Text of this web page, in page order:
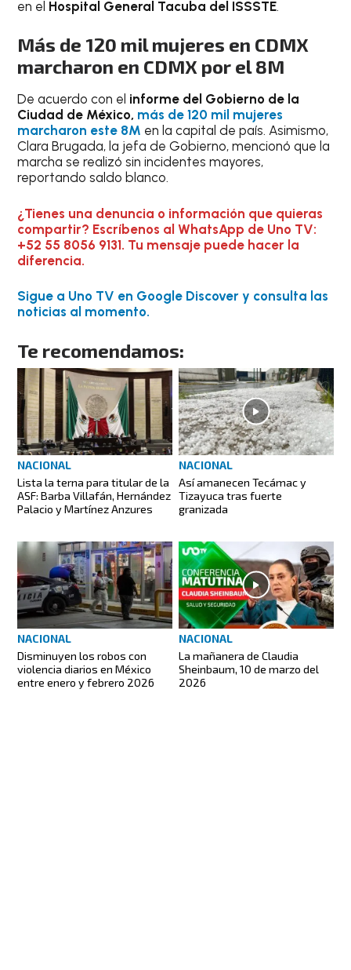
en el Hospital General Tacuba del ISSSTE.
Más de 120 mil mujeres en CDMX
marcharon en CDMX por el 8M
De acuerdo con el informe del Gobierno de la
Ciudad de México, más de 120 mil mujeres
marcharon este 8M en la capital de país. Asimismo,
Clara Brugada, la jefa de Gobierno, mencionó que la
marcha se realizó sin incidentes mayores,
reportando saldo blanco.
¿Tienes una denuncia o información que quieras
compartir? Escríbenos al WhatsApp de Uno TV:
+52 55 8056 9131. Tu mensaje puede hacer la
diferencia.
Sigue a Uno TV en Google Discover y consulta las
noticias al momento.
Te recomendamos:
NACIONAL
Lista la terna para titular de la
ASF: Barba Villafán, Hernández
Palacio y Martínez Anzures
NACIONAL
Así amanecen Tecámac y
Tizayuca tras fuerte
granizada
NACIONAL
Disminuyen los robos con
violencia diarios en México
entre enero y febrero 2026
NACIONAL
La mañanera de Claudia
Sheinbaum, 10 de marzo del
2026